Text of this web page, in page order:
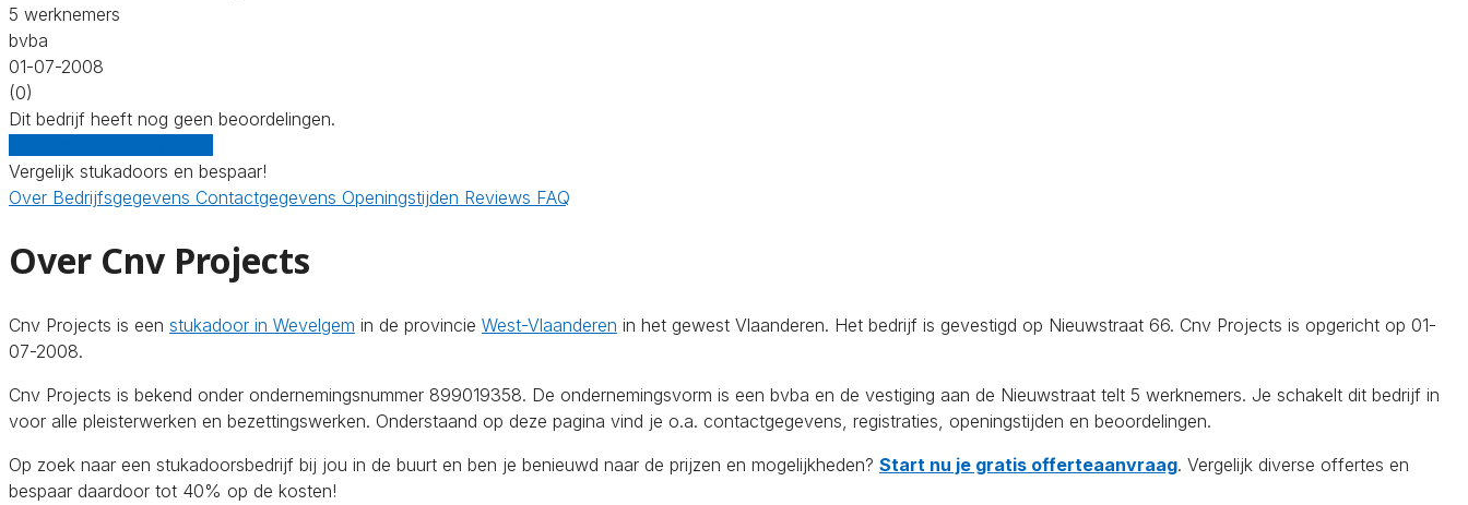
5 werknemers
bvba
01-07-2008
(0)
Dit bedrijf heeft nog geen beoordelingen.
Vergelijk stukadoors en bespaar!
Over Bedrijfsgegevens Contactgegevens Openingstijden Reviews FAQ
Over Cnv Projects
Cnv Projects is een stukadoor in Wevelgem in de provincie West-Vlaanderen in het gewest Vlaanderen. Het bedrijf is gevestigd op Nieuwstraat 66. Cnv Projects is opgericht op 01-
07-2008.
Cnv Projects is bekend onder ondernemingsnummer 899019358. De ondernemingsvorm is een bvba en de vestiging aan de Nieuwstraat telt 5 werknemers. Je schakelt dit bedrijf in
voor alle pleisterwerken en bezettingswerken. Onderstaand op deze pagina vind je o.a. contactgegevens, registraties, openingstijden en beoordelingen.
Op zoek naar een stukadoorsbedrijf bij jou in de buurt en ben je benieuwd naar de prijzen en mogelijkheden? Start nu je gratis offerteaanvraag. Vergelijk diverse offertes en
bespaar daardoor tot 40% op de kosten!